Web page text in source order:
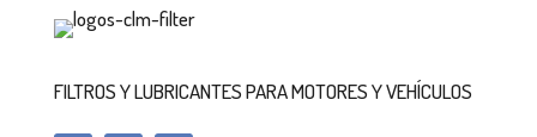
FILTROS Y LUBRICANTES PARA MOTORES Y VEHÍCULOS